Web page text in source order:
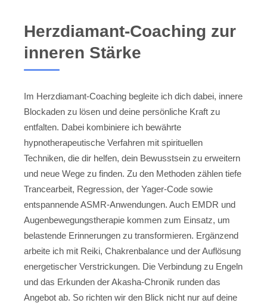
Herzdiamant-Coaching zur
inneren Stärke
Im Herzdiamant-Coaching begleite ich dich dabei, innere
Blockaden zu lösen und deine persönliche Kraft zu
entfalten. Dabei kombiniere ich bewährte
hypnotherapeutische Verfahren mit spirituellen
Techniken, die dir helfen, dein Bewusstsein zu erweitern
und neue Wege zu finden. Zu den Methoden zählen tiefe
Trancearbeit, Regression, der Yager-Code sowie
entspannende ASMR-Anwendungen. Auch EMDR und
Augenbewegungstherapie kommen zum Einsatz, um
belastende Erinnerungen zu transformieren. Ergänzend
arbeite ich mit Reiki, Chakrenbalance und der Auflösung
energetischer Verstrickungen. Die Verbindung zu Engeln
und das Erkunden der Akasha-Chronik runden das
Angebot ab. So richten wir den Blick nicht nur auf deine